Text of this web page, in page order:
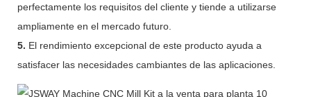
perfectamente los requisitos del cliente y tiende a utilizarse
ampliamente en el mercado futuro.
5. El rendimiento excepcional de este producto ayuda a
satisfacer las necesidades cambiantes de las aplicaciones.